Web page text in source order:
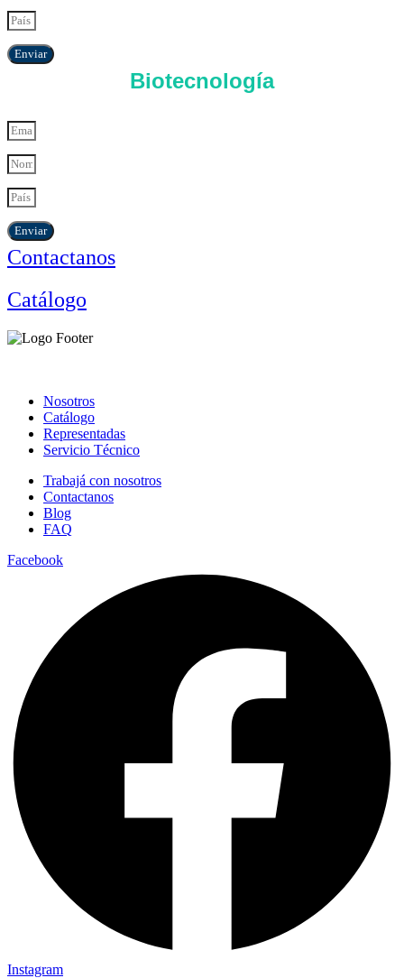
Enviar
Biotecnología
Enviar
Contactanos
Catálogo
Nosotros
Catálogo
Representadas
Servicio Técnico
Trabajá con nosotros
Contactanos
Blog
FAQ
Facebook
Instagram